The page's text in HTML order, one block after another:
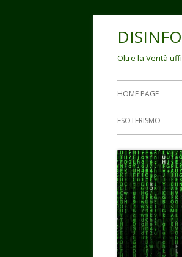
Oltre la Verità
Menu
HOME PAGE
ESOTERISMO